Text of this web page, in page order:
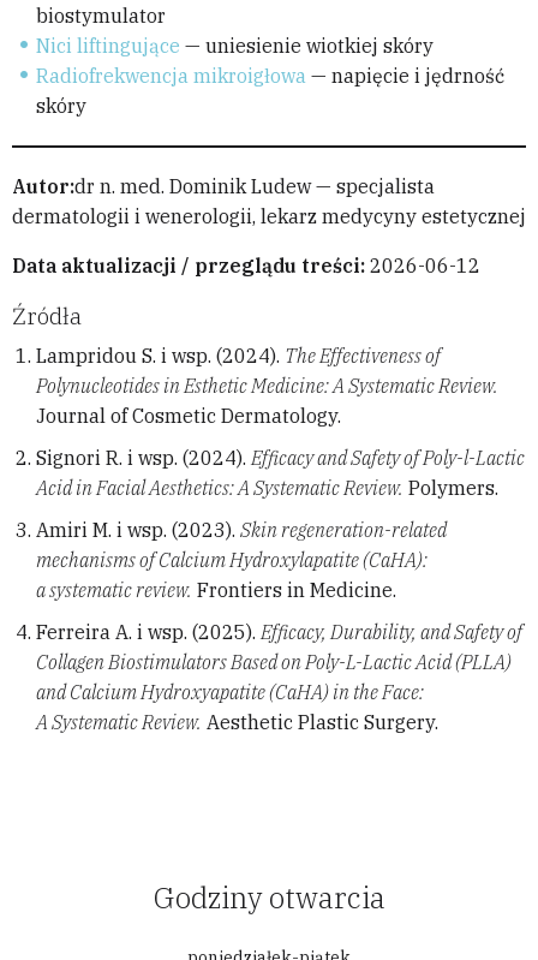
biostymulator
Nici liftingujące — uniesienie wiotkiej skóry
Radiofrekwencja mikroigłowa — napięcie i jędrność
skóry
Autor:dr n. med. Dominik Ludew — specjalista
dermatologii i wenerologii, lekarz medycyny estetycznej
Data aktualizacji / przeglądu treści: 2026-06-12
Źródła
Lampridou S. i wsp. (2024). The Effectiveness of
Polynucleotides in Esthetic Medicine: A Systematic Review.
Journal of Cosmetic Dermatology.
Signori R. i wsp. (2024). Efficacy and Safety of Poly-l-Lactic
Acid in Facial Aesthetics: A Systematic Review. Polymers.
Amiri M. i wsp. (2023). Skin regeneration-related
mechanisms of Calcium Hydroxylapatite (CaHA):
a systematic review. Frontiers in Medicine.
Ferreira A. i wsp. (2025). Efficacy, Durability, and Safety of
Collagen Biostimulators Based on Poly-L-Lactic Acid (PLLA)
and Calcium Hydroxyapatite (CaHA) in the Face:
A Systematic Review. Aesthetic Plastic Surgery.
Godziny otwarcia